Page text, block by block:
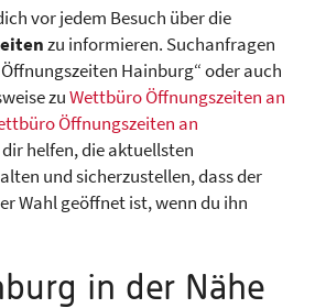
vor jedem Besuch über die
zu informieren. Suchanfragen
Hainburg“ oder auch
zuWettbüro Öffnungszeiten an
Öffnungszeiten an
helfen, die aktuellsten
und sicherzustellen, dass der
Wahl geöffnet ist, wenn du ihn
in der Nähe